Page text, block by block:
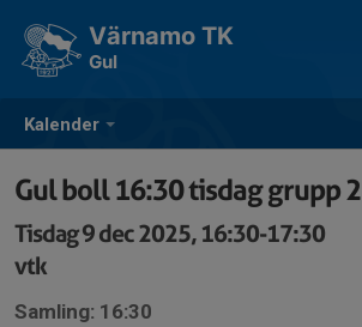
Kalender
Värnamo TK
Gul
Gul boll 16:30 tisdag grupp 2
Tisdag 9 dec 2025, 16:30-17:30
vtk
Samling: 16:30